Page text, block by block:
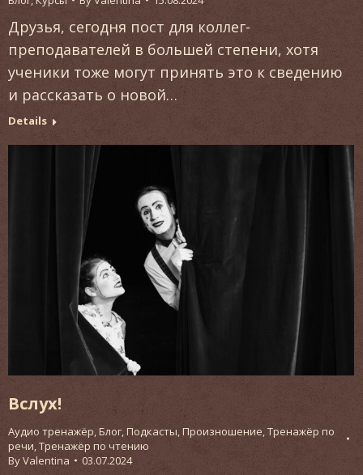
Друзья, сегодня пост для коллег-
преподавателей в большей степени, хотя
ученики тоже могут принять это к сведению
и рассказать о новой…
Details
Вслух!
Аудио тренажёр,Блог,Подкасты,Произношение,Тренажёр по
речи,Тренажёр по чтению
ByValentina 03.07.2024